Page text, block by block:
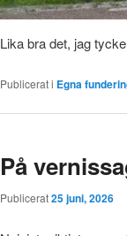
Lika bra det, jag
Publicerat i Egna
På
Publicerat25 juni, 2026